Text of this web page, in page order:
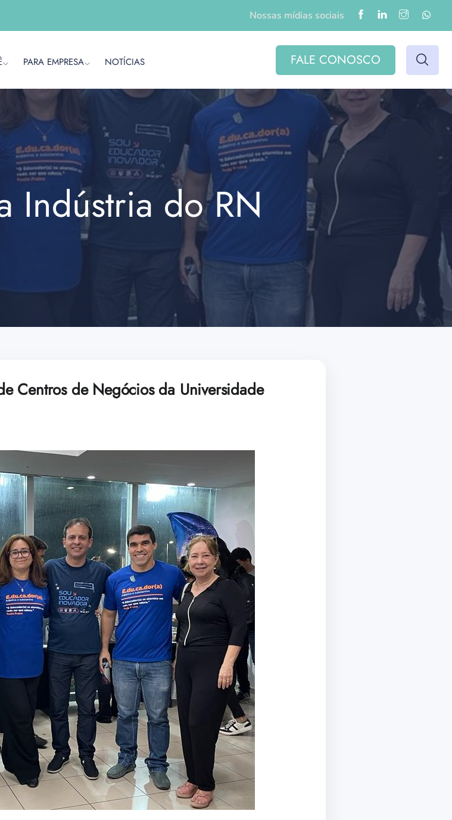
Nossas mídias sociais
PARA EMPRESA NOTÍCIAS FALE CONOSCO
Indústria do RN
Centros de Negócios da Universidade